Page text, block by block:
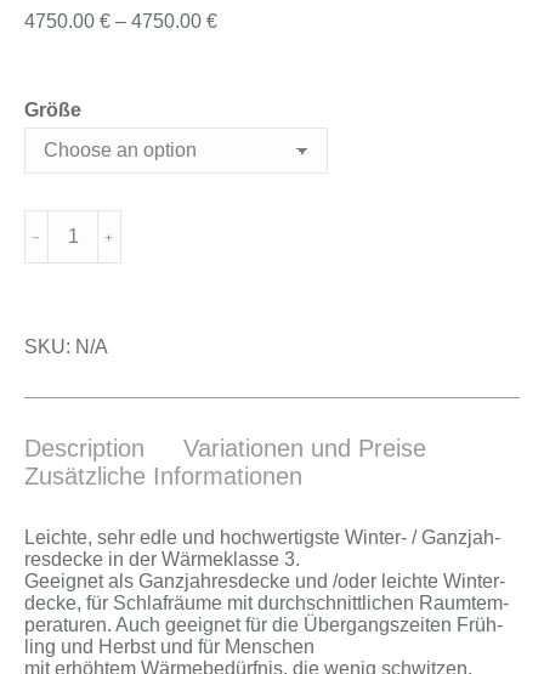
4750.00 € – 4750.00 €
Größe
SKU: N/A
Description
Variationen und Preise
Zusätzliche Informationen
Leich­te, sehr ed­le und hoch­wer­tigs­te Winter- / Ganz­jah­
res­de­cke in der Wär­me­klas­se 3.
Ge­eig­net als Ganz­jah­res­de­cke und /oder leich­te Win­ter­
de­cke, für Schlaf­räu­me mit durch­schnitt­li­chen Raum­tem­
pe­ra­tu­ren. Auch ge­eig­net für die Über­gangs­zei­ten Früh­
ling und Herbst und für Men­schen
mit er­höh­tem Wär­me­be­dürf­nis, die we­nig schwit­zen.